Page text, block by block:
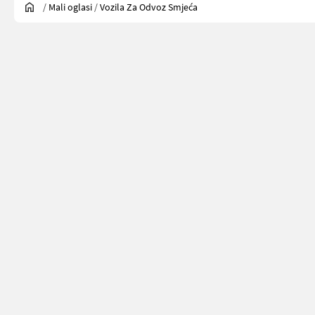
/ Mali oglasi /Vozila Za Odvoz Smjeća